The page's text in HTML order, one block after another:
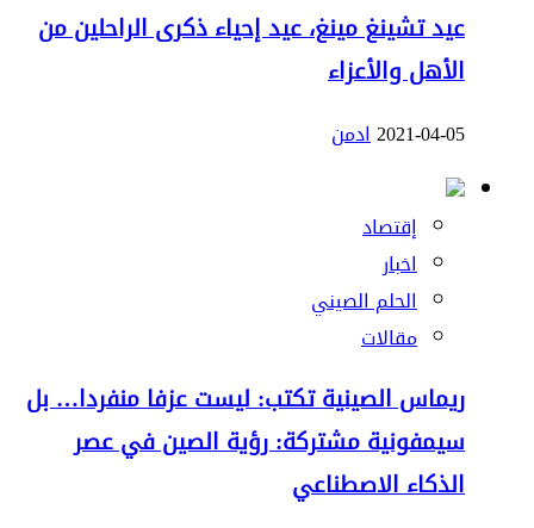
عيد تشينغ مينغ، عيد إحياء ذكرى الراحلين من
الأهل والأعزاء
2021-04-05ادمن
إقتصاد
اخبار
الحلم الصيني
مقالات
ريماس الصينية تكتب: ليست عزفا منفردا… بل
سيمفونية مشتركة: رؤية الصين في عصر
الذكاء الاصطناعي